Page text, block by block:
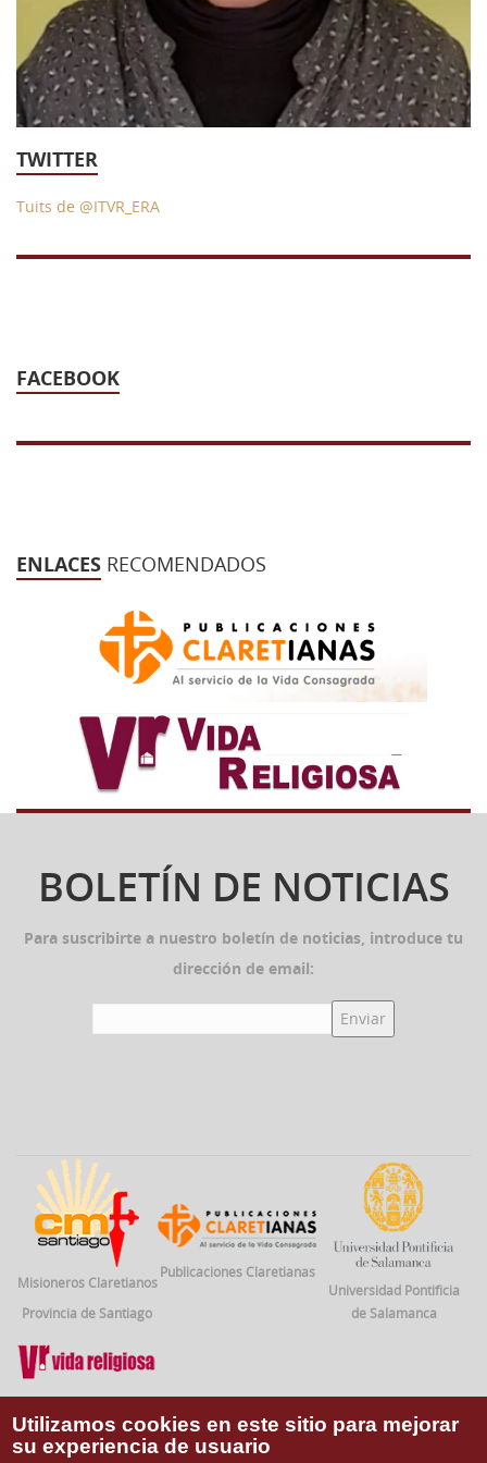
43 Semana (2014)
42 Semana (2013)
41 Semana (2012)
40 Semana (2011)
39 Semana (2010)
TWITTER
Tuits de @ITVR_ERA
FACEBOOK
ENLACES RECOMENDADOS
BOLETÍN DE NOTICIAS
Para suscribirte a nuestro boletín de noticias, introduce tu
dirección de email:
Misioneros Claretianos
Provincia de Santiago
Publicaciones Claretianas
Universidad Pontificia
de Salamanca
Vida Religiosa
Utilizamos cookies en este sitio para mejorar
su experiencia de usuario